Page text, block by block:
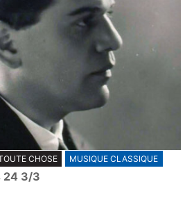
CHOSE MUSIQUE CLASSIQUE
24 3/3